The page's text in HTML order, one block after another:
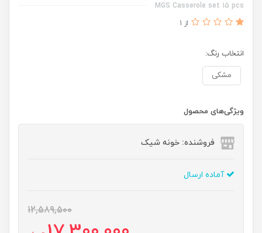
MGS Casserole set 15 pcs
از 1
انتخاب رنگ:
مشکی
ویژگی‌های محصول
فروشنده: خونه شیک
آماده ارسال
12,589,500